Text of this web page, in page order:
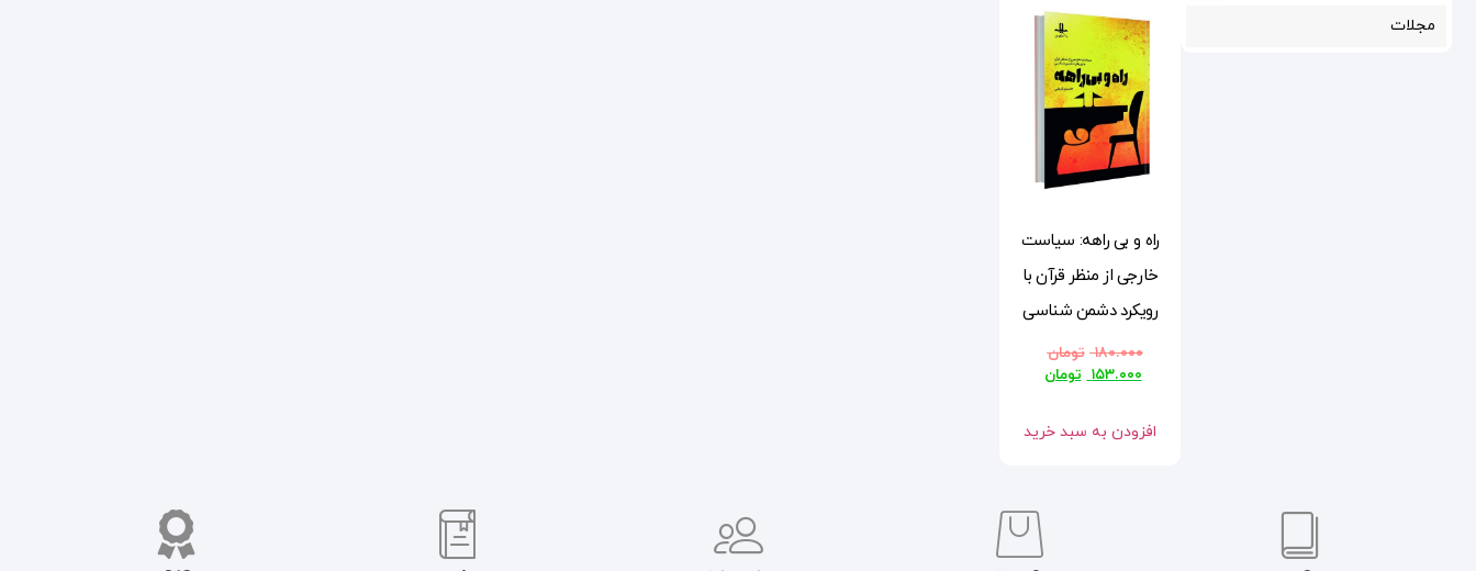
مجلات
راه و بی راهه: سیاست
خارجی از منظر قرآن با
رویکرد دشمن شناسی
۱۸۰.۰۰۰ تومان
۱۵۳.۰۰۰ تومان
افزودن به سبد خرید